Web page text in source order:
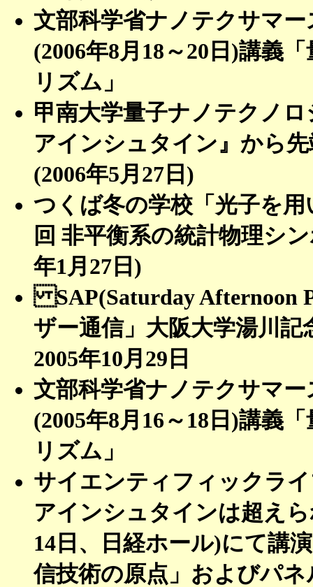
文部科学省ナノテクサマ
(2006年8月18～20日)講義
リズム」
甲南大学量子ナノテクノ
アインシュタイン』から
(2006年5月27日)
つくば冬の学校「光子を
回 非平衡系の統計物理シ
年1月27日)
SAP(Saturday Afternoon
ザー通信」大阪大学湯川
2005年10月29日
文部科学省ナノテクサマ
(2005年8月16～18日)講義
リズム」
サイエンティフィックラ
アインシュタインは超え
14日、日経ホール)にて講
信技術の原点」およびパネ